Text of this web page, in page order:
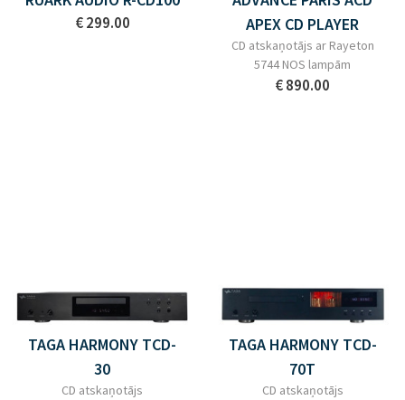
€ 299.00
APEX CD PLAYER
CD atskaņotājs ar Rayeton
5744 NOS lampām
€ 890.00
TAGA HARMONY TCD-
30
CD atskaņotājs
TAGA HARMONY TCD-
70T
CD atskaņotājs